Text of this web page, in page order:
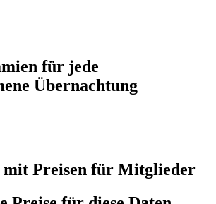
für jede
Übernachtung
mit Preisen für Mitglieder